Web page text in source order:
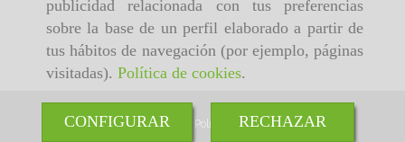
publicidad relacionada con tus preferencias
sobre la base de un perfil elaborado a partir de
tus hábitos de navegación (por ejemplo, páginas
visitadas). Política de cookies.
CONFIGURAR RECHAZAR
Inicio Aviso Legal Política de cookies